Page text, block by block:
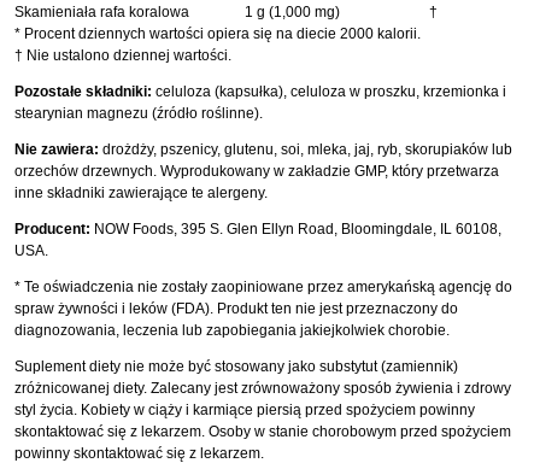
* Procent dziennych wartości opiera się na diecie 2000 kalorii.
† Nie ustalono dziennej wartości.
Skamieniała rafa koralowa
1 g (1,000 mg) †
Pozostałe składniki: celuloza (kapsułka), celuloza w proszku, krzemionka i
stearynian magnezu (źródło roślinne).
Nie zawiera: drożdży, pszenicy, glutenu, soi, mleka, jaj, ryb, skorupiaków lub
orzechów drzewnych. Wyprodukowany w zakładzie GMP, który przetwarza
inne składniki zawierające te alergeny.
Producent: NOW Foods, 395 S. Glen Ellyn Road, Bloomingdale, IL 60108,
USA.
* Te oświadczenia nie zostały zaopiniowane przez amerykańską agencję do
spraw żywności i leków (FDA). Produkt ten nie jest przeznaczony do
diagnozowania, leczenia lub zapobiegania jakiejkolwiek chorobie.
Suplement diety nie może być stosowany jako substytut (zamiennik)
zróżnicowanej diety. Zalecany jest zrównoważony sposób żywienia i zdrowy
styl życia. Kobiety w ciąży i karmiące piersią przed spożyciem powinny
skontaktować się z lekarzem. Osoby w stanie chorobowym przed spożyciem
powinny skontaktować się z lekarzem.